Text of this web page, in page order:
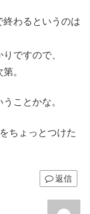
わるというのは
ですので、
。
ことかな。
ちょっとつけた
返信